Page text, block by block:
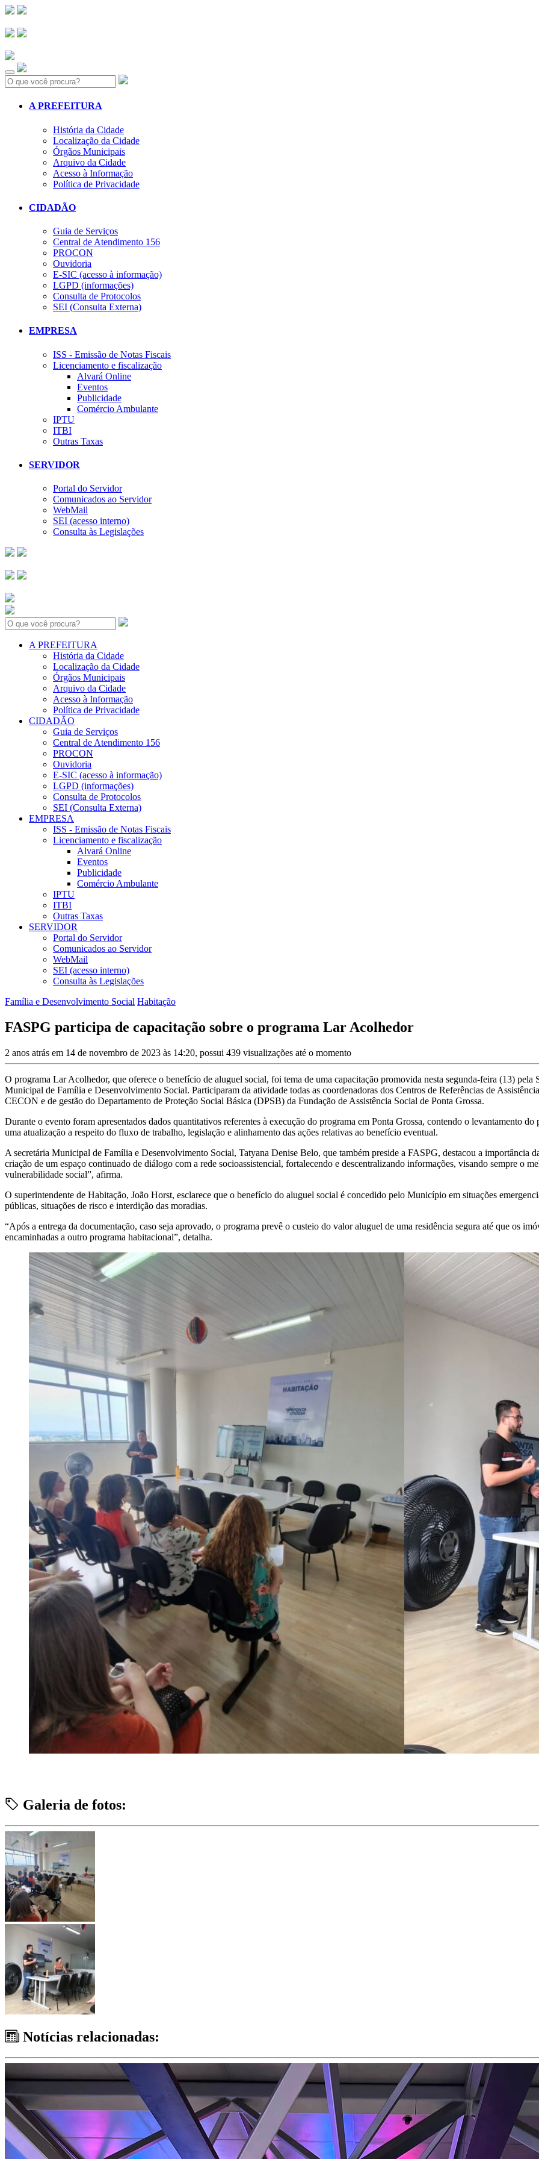
Search:
A PREFEITURA
História da Cidade
Localização da Cidade
Órgãos Municipais
Arquivo da Cidade
Acesso à Informação
Política de Privacidade
CIDADÃO
Guia de Serviços
Central de Atendimento 156
PROCON
Ouvidoria
E-SIC (acesso à informação)
LGPD (informações)
Consulta de Protocolos
SEI (Consulta Externa)
EMPRESA
ISS - Emissão de Notas Fiscais
Licenciamento e fiscalização
Alvará Online
Eventos
Publicidade
Comércio Ambulante
IPTU
ITBI
Outras Taxas
SERVIDOR
Portal do Servidor
Comunicados ao Servidor
WebMail
SEI (acesso interno)
Consulta às Legislações
Search:
A PREFEITURA
História da Cidade
Localização da Cidade
Órgãos Municipais
Arquivo da Cidade
Acesso à Informação
Política de Privacidade
CIDADÃO
Guia de Serviços
Central de Atendimento 156
PROCON
Ouvidoria
E-SIC (acesso à informação)
LGPD (informações)
Consulta de Protocolos
SEI (Consulta Externa)
EMPRESA
ISS - Emissão de Notas Fiscais
Licenciamento e fiscalização
Alvará Online
Eventos
Publicidade
Comércio Ambulante
IPTU
ITBI
Outras Taxas
SERVIDOR
Portal do Servidor
Comunicados ao Servidor
WebMail
SEI (acesso interno)
Consulta às Legislações
Família e Desenvolvimento Social Habitação
FASPG participa de capacitação sobre o programa Lar Acolhedor
2 anos atrás em 14 de novembro de 2023 às 14:20, possui 439 visualizações até o momento
O programa Lar Acolhedor, que oferece o benefício de aluguel social, foi tema de uma capacitação promovida nesta segunda-feira (13) pela
Municipal de Família e Desenvolvimento Social. Participaram da atividade todas as coordenadoras dos Centros de Referências de
CECON e de gestão do Departamento de Proteção Social Básica (DPSB) da Fundação de Assistência Social de Ponta Grossa.
Durante o evento foram apresentados dados quantitativos referentes à execução do programa em Ponta Grossa, contendo o levantamento
uma atualização a respeito do fluxo de trabalho, legislação e alinhamento das ações relativas ao benefício eventual.
A secretária Municipal de Família e Desenvolvimento Social, Tatyana Denise Belo, que também preside a FASPG, destacou a importância
criação de um espaço continuado de diálogo com a rede socioassistencial, fortalecendo e descentralizando informações, visando sempre o
vulnerabilidade social”, afirma.
O superintendente de Habitação, João Horst, esclarece que o benefício do aluguel social é concedido pelo Município em situações
públicas, situações de risco e interdição das moradias.
“Após a entrega da documentação, caso seja aprovado, o programa prevê o custeio do valor aluguel de uma residência segura até que os
encaminhadas a outro programa habitacional”, detalha.
Galeria de fotos:
Notícias relacionadas: